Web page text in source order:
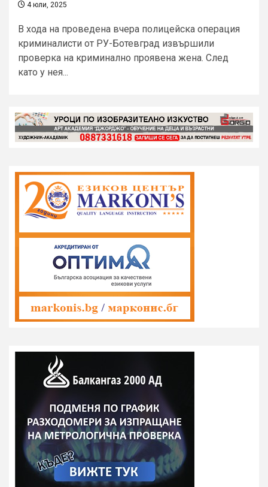
4 юли, 2025
В хода на проведена вчера полицейска операция
криминалисти от РУ-Ботевград извършили
проверка на криминално проявена жена. След
като у нея...